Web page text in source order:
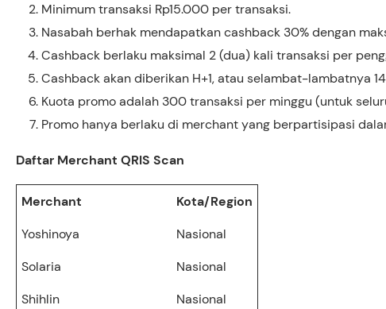
Minimum transaksi Rp15.000 per transaksi.
Nasabah berhak mendapatkan cashback 30% dengan
Cashback berlaku maksimal 2 (dua) kali transaksi per
Cashback akan diberikan H+1, atau selambat-lambatnya
Kuota promo adalah 300 transaksi per minggu (untuk
Promo hanya berlaku di merchant yang berpartisipasi
Daftar Merchant QRIS Scan
Merchant
Kota/Region
Yoshinoya
Nasional
Solaria
Nasional
Shihlin
Nasional